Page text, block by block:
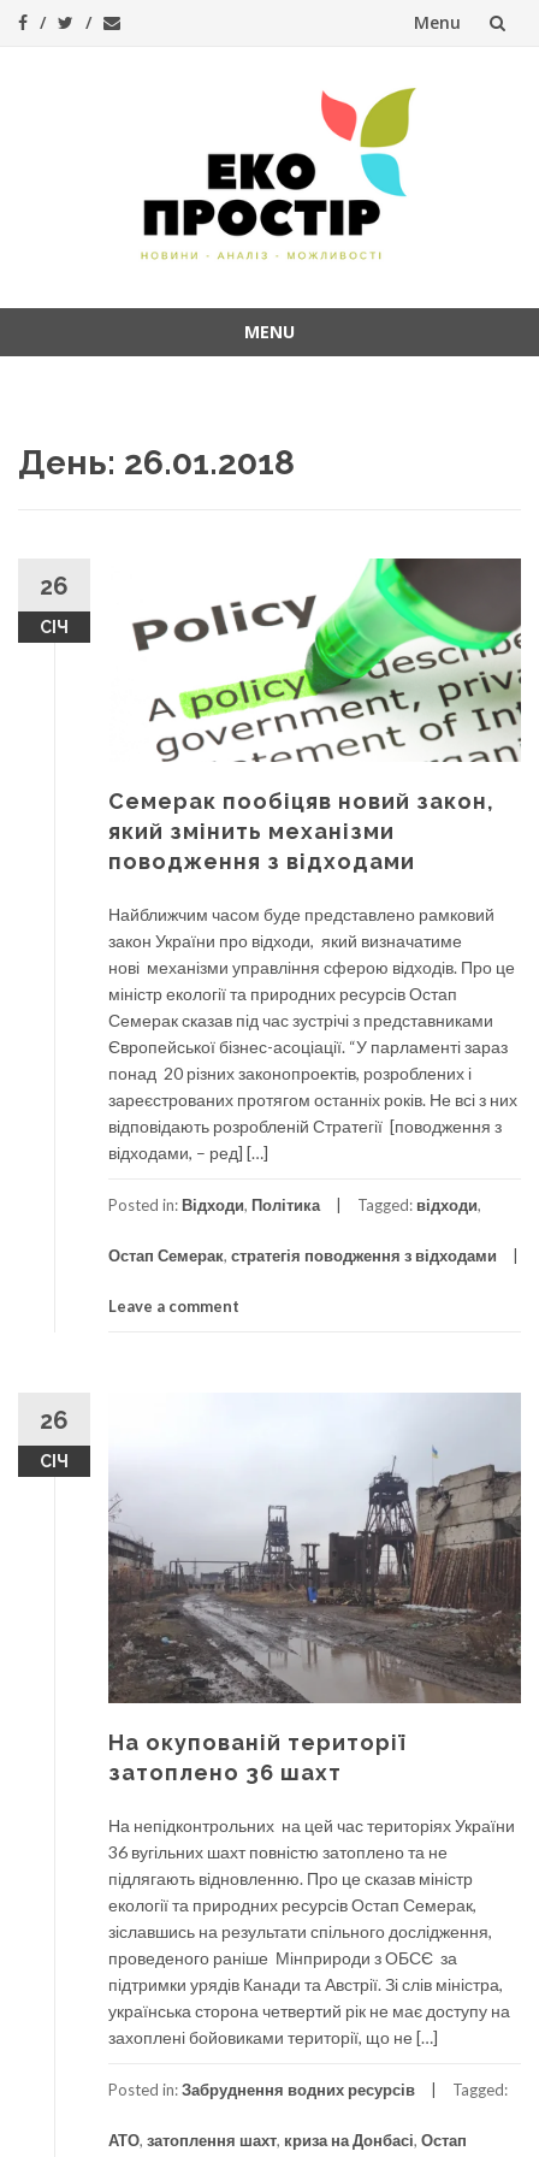
Menu
MENU
День: 26.01.2018
26
СІЧ
Семерак пообіцяв новий закон,
який змінить механізми
поводження з відходами
Найближчим часом буде представлено рамковий
закон України про відходи, який визначатиме
нові механізми управління сферою відходів. Про це
міністр екології та природних ресурсів Остап
Семерак сказав під час зустрічі з представниками
Європейської бізнес-асоціації. “У парламенті зараз
понад 20 різних законопроектів, розроблених і
зареєстрованих протягом останніх років. Не всі з них
відповідають розробленій Стратегії [поводження з
відходами, – ред] […]
Posted in: Відходи, Політика Tagged: відходи,
Остап Семерак, стратегія поводження з відходами
Leave a comment
26
СІЧ
На окупованій території
затоплено 36 шахт
На непідконтрольних на цей час територіях України
36 вугільних шахт повністю затоплено та не
підлягають відновленню. Про це сказав міністр
екології та природних ресурсів Остап Семерак,
зіславшись на результати спільного дослідження,
проведеного раніше Мінприроди з ОБСЄ за
підтримки урядів Канади та Австрії. Зі слів міністра,
українська сторона четвертий рік не має доступу на
захоплені бойовиками території, що не […]
Posted in:Забруднення водних ресурсів Tagged:
АТО, затоплення шахт, криза на Донбасі, Остап